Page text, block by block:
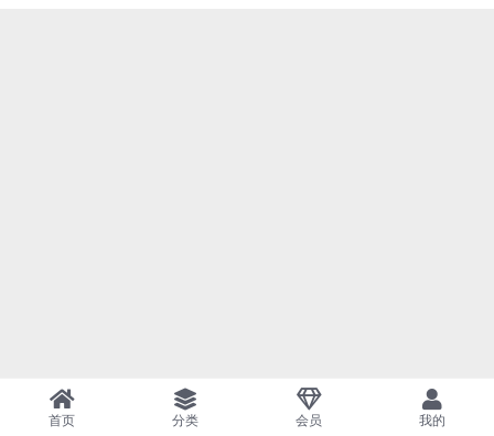
首页 分类 会员 我的